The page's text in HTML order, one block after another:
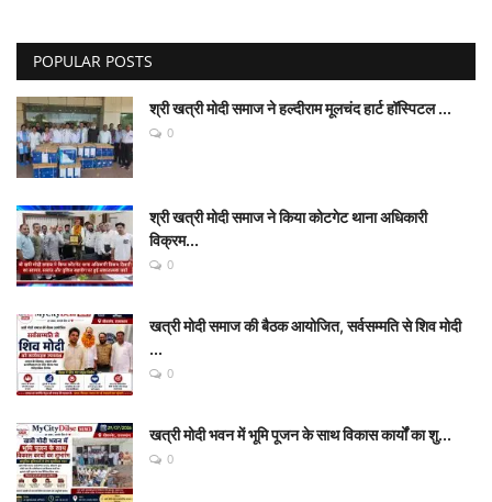
POPULAR POSTS
श्री खत्री मोदी समाज ने हल्दीराम मूलचंद हार्ट हॉस्पिटल ...
0
श्री खत्री मोदी समाज ने किया कोटगेट थाना अधिकारी
विक्रम...
0
खत्री मोदी समाज की बैठक आयोजित, सर्वसम्मति से शिव मोदी
...
0
खत्री मोदी भवन में भूमि पूजन के साथ विकास कार्यों का शु...
0